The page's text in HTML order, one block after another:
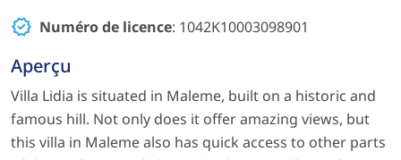
Numéro de licence: 1042Κ10003098901
Aperçu
Villa Lidia is situated in Maleme, built on a historic and
famous hill. Not only does it offer amazing views, but
this villa in Maleme also has quick access to other parts